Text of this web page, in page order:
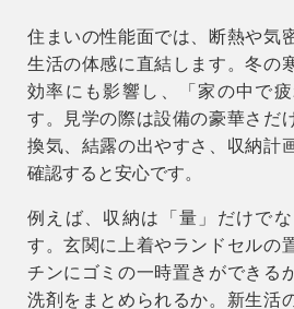
住まいの性能面では、断熱や気
生活の体感に直結します。冬の
効率にも影響し、「家の中で
す。見学の際は設備の豪華さだ
換気、結露の出やすさ、収納計
確認すると安心です。
例えば、収納は「量」だけで
す。玄関に上着やランドセルの
チンにゴミの一時置きができる
洗剤をまとめられるか。新生活
営業時間 9時〜
（定休／水曜日）
注文住宅
0120-70-1212
リフォーム
0120-37-7611